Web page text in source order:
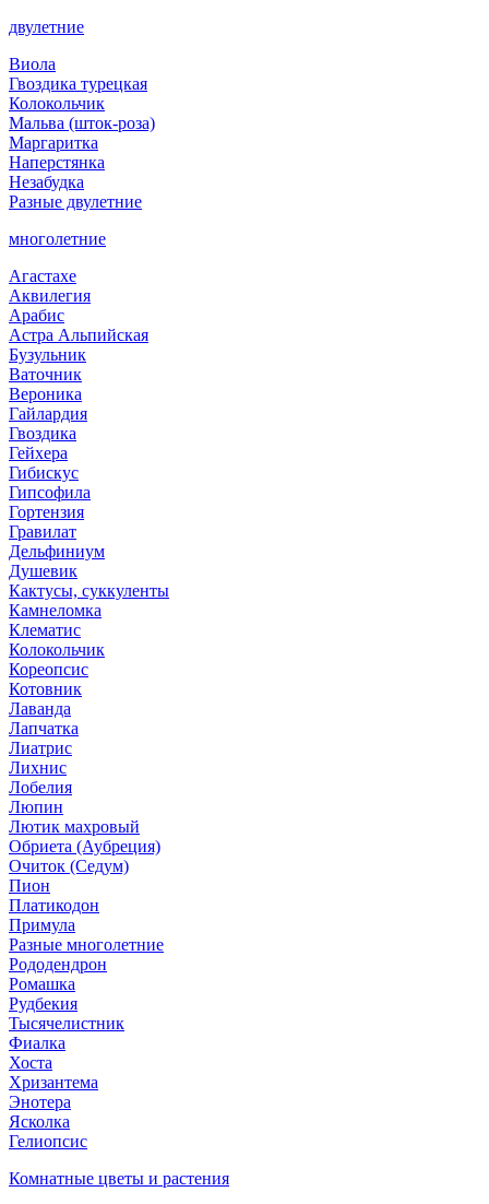
двулетние
Виола
Гвоздика турецкая
Колокольчик
Мальва (шток-роза)
Маргаритка
Наперстянка
Незабудка
Разные двулетние
многолетние
Агастахе
Аквилегия
Арабис
Астра Альпийская
Бузульник
Ваточник
Вероника
Гайлардия
Гвоздика
Гейхера
Гибискус
Гипсофила
Гортензия
Гравилат
Дельфиниум
Душевик
Кактусы, суккуленты
Камнеломка
Клематис
Колокольчик
Кореопсис
Котовник
Лаванда
Лапчатка
Лиатрис
Лихнис
Лобелия
Люпин
Лютик махровый
Обриета (Аубреция)
Очиток (Седум)
Пион
Платикодон
Примула
Разные многолетние
Рододендрон
Ромашка
Рудбекия
Тысячелистник
Фиалка
Хоста
Хризантема
Энотера
Ясколка
Гелиопсис
Комнатные цветы и растения